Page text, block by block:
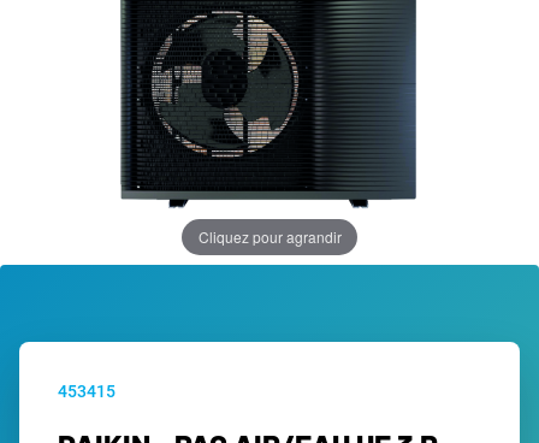
Cliquez pour agrandir
453415